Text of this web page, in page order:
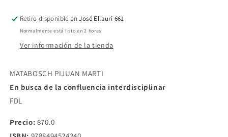
la
confluencia
|
PIJUAN
MARTI
la
confluencia
|
PIJUAN
Retiro disponible enJosé Ellauri 661
Normalmente está listo en 2 horas
Ver información de la tienda
MATABOSCH PIJUAN MARTI
En busca de la confluencia interdisciplinar
FDL
Precio: 870.0